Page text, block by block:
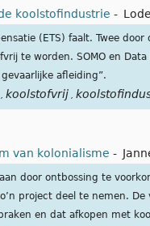
koolstofindustrie -
(ETS) faalt. Twee
te worden. SOMO en
afleiding”.
koolstofvrij
van kolonialisme -
door ontbossing te
project deel te nemen.
en dat afkopen met